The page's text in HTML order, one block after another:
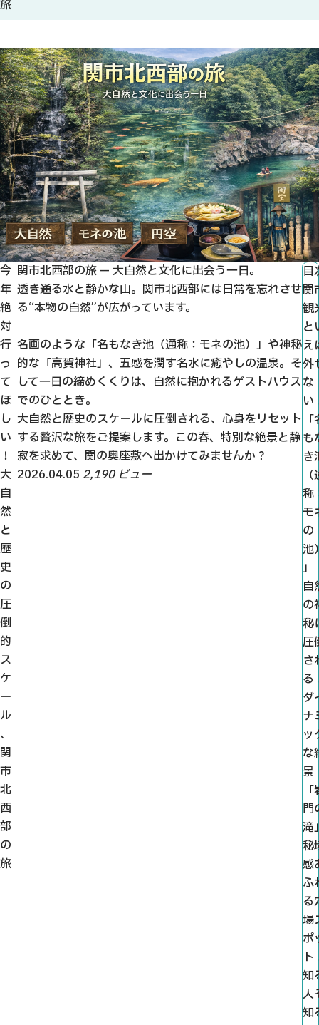
旅
今
年
絶
対
行
っ
て
ほ
し
い
！
大
自
然
と
歴
史
の
圧
倒
的
ス
ケ
ー
ル
、
関
市
北
西
部
の
旅
関市北西部の旅 — 大自然と文化に出会う一日。
透き通る水と静かな山。関市北西部には日常を忘れさせ
る“本物の自然”が広がっています。
名画のような「名もなき池（通称：モネの池）」や神秘
的な「高賀神社」、五感を潤す名水に癒やしの温泉。そ
して一日の締めくくりは、自然に抱かれるゲストハウス
でのひととき。
大自然と歴史のスケールに圧倒される、心身をリセット
する贅沢な旅をご提案します。この春、特別な絶景と静
寂を求めて、関の奥座敷へ出かけてみませんか？
2026.04.05 2,190 ビュー
目
関
観
と
え
外
な
い
も
き
称
モ
の
池
」
自
の
秘
圧
さ
る
ダ
ナ
ッ
な
景
門
滝
秘
感
ふ
る
場
ポ
ト
知
人
知